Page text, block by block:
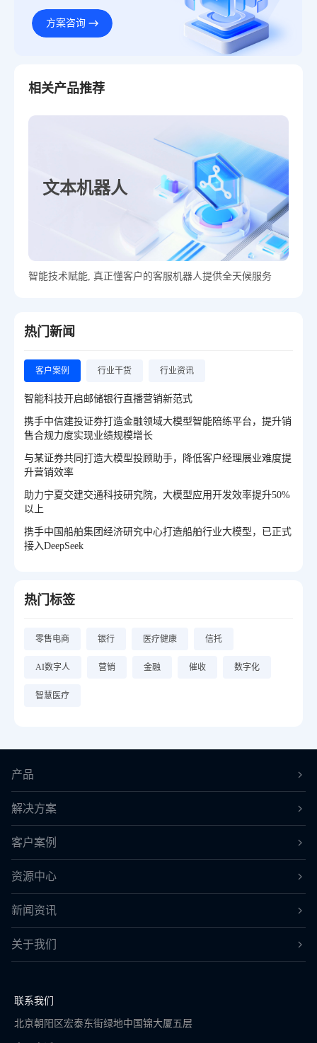
方案咨询
相关产品推荐
文本机器人
智能技术赋能, 真正懂客户的客服机器人提供全天候服务
热门新闻
客户案例 行业干货 行业资讯
智能科技开启邮储银行直播营销新范式
携手中信建投证券打造金融领域大模型智能陪练平台，提升销
售合规力度实现业绩规模增长
与某证券共同打造大模型投顾助手，降低客户经理展业难度提
升营销效率
助力宁夏交建交通科技研究院，大模型应用开发效率提升50%
以上
携手中国船舶集团经济研究中心打造船舶行业大模型，已正式
接入DeepSeek
热门标签
零售电商 银行 医疗健康 信托
AI数字人 营销 金融 催收 数字化
智慧医疗
产品
解决方案
客户案例
资源中心
新闻资讯
关于我们
联系我们
北京朝阳区宏泰东街绿地中国锦大厦五层